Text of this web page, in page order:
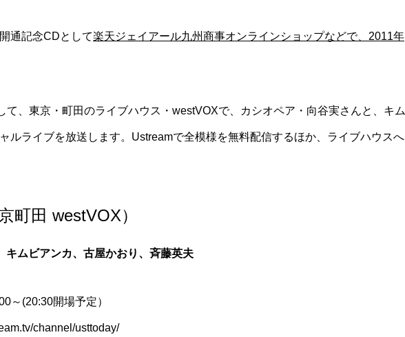
通記念CDとして楽天ジェイアール九州商事オンラインショップなどで、2011年
て、東京・町田のライブハウス・westVOXで、カシオペア・向谷実さんと、キム
ルライブを放送します。Ustreamで全模様を無料配信するほか、ライブハウスへ
町田 westVOX）
ムビアンカ、古屋かおり、斉藤英夫
(20:30開場予定）
channel/usttoday/